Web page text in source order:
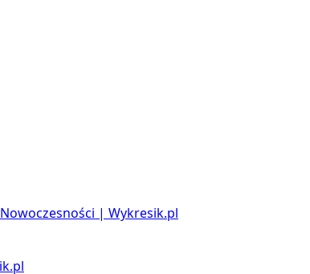
Nowoczesności | Wykresik.pl